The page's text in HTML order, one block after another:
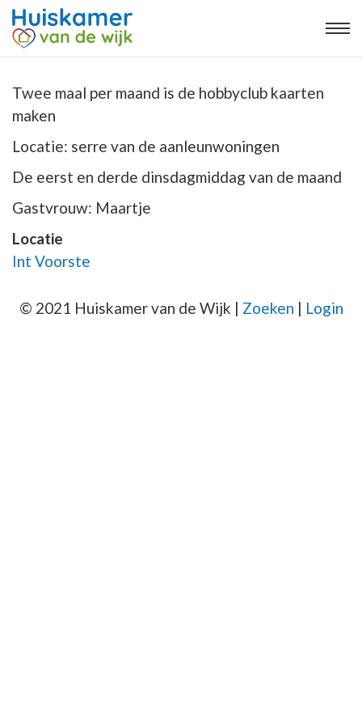
Twee maal per maand is de hobbyclub kaarten
maken
Locatie: serre van de aanleunwoningen
De eerst en derde dinsdagmiddag van de maand
Gastvrouw: Maartje
Locatie
Int Voorste
© 2021 Huiskamer van de Wijk | Zoeken | Login